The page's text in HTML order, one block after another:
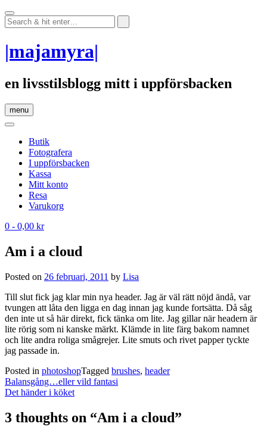
Skip
to
content
|majamyra|
en livsstilsblogg mitt i uppförsbacken
menu
Butik
Fotografera
I uppförsbacken
Kassa
Mitt konto
Resa
Varukorg
0 - 0,00 kr
Am i a cloud
Posted on 26 februari, 2011 by Lisa
Till slut fick jag klar min nya header. Jag är väl rätt nöjd ändå, var
tvungen att låta den ligga en dag innan jag kunde fortsätta. Då såg
den inte ut så här direkt, fick tänka om lite. Jag gillar när headern är
lite rörig som ni kanske märkt. Klämde in lite färg bakom namnet
och lite andra roliga smågrejer. Lite smuts och rivet papper tyckte
jag passade in.
Posted in photoshopTagged brushes, header
Post
navigation
Balansgång…eller vild fantasi
Det händer i köket
3 thoughts on “Am i a cloud”